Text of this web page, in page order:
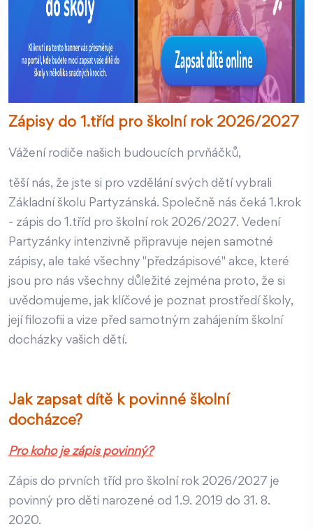
Zápisy do 1.tříd pro školní rok 2026/2027
Vážení rodiče našich budoucích prvňáčků,
těší nás, že jste si pro vzdělání svých dětí vybrali
Základní školu Partyzánská. Společně nás čeká 1.krok
- zápis do 1.tříd pro školní rok 2026/2027. Vedení
Partyzánky intenzivně připravuje nejen samotné
zápisy, ale také všechny "předzápisové" akce, které
jsou pro nás všechny důležité zejména proto, že si
uvědomujeme, jak klíčové je poznat prostředí školy,
její filozofii a vize před samotným zahájením školní
docházky vašich dětí.
Jak zapsat dítě k povinné školní
docházce?
Pro koho je zápis povinný?
Zápis do prvních tříd pro školní rok 2026/2027 je
povinný pro děti narozené od 1.9. 2019 do 31. 8.
2020.